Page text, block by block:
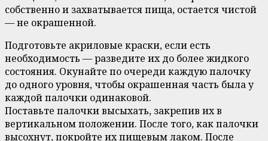
собственно и захватывается пища, остается чистой
— не окрашенной.
Подготовьте акриловые краски, если есть
необходимость — разведите их до более жидкого
состояния. Окунайте по очереди каждую палочку
до одного уровня, чтобы окрашенная часть была у
каждой палочки одинаковой.
Поставьте палочки высыхать, закрепив их в
вертикальном положении. После того, как палочки
высохнут, покройте их пищевым лаком. После